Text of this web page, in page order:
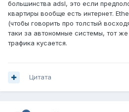
большинства adsl, это если
квартиры вообще есть интернет.
(чтобы говорить про толстый
таки за автономные системы, тот
трафика кусается.
Цитата